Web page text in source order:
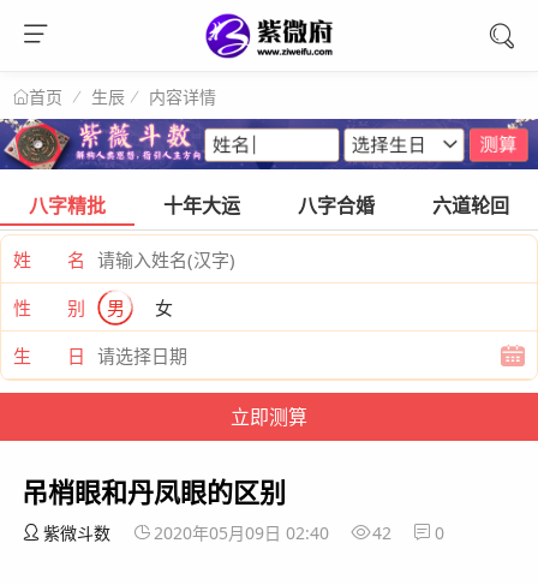
✕
首页 生辰 内容详情
八字精批 十年大运 八字合婚 六道轮回
姓 名
性 别
男
女
生 日
吊梢眼和丹凤眼的区别
紫微斗数 2020年05月09日 02:40 42 0